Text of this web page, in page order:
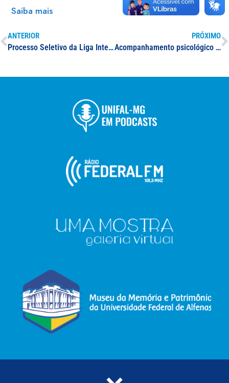
Saiba mais
ANTERIOR
Processo Seletivo da Liga Interdisciplinar de Cuidados Paliativos
PRÓXIMO
Acompanhamento psicológico auxilia estudantes da UNIFAL-MG a superarem ansiedade e estresse causados pela rotina universitária